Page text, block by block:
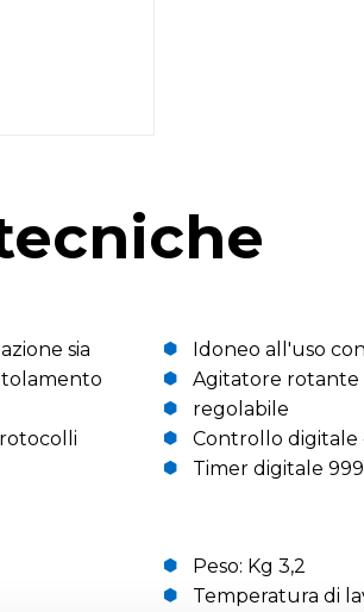
sia
Idoneo all'uso
Agitatore rotante
regolabile
Controllo digitale
Timer digitale
Peso: Kg 3,2
Temperatura di